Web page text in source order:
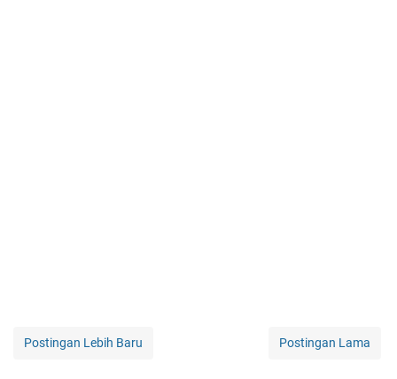
Postingan Lebih Baru Postingan Lama